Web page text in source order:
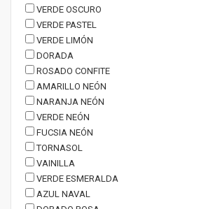
VERDE OSCURO
VERDE PASTEL
VERDE LIMÓN
DORADA
ROSADO CONFITE
AMARILLO NEÓN
NARANJA NEÓN
VERDE NEÓN
FUCSIA NEÓN
TORNASOL
VAINILLA
VERDE ESMERALDA
AZUL NAVAL